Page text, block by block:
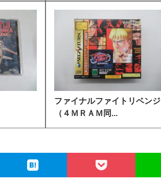
ファイナルファイトリベンジ
（４ＭＲＡＭ同...